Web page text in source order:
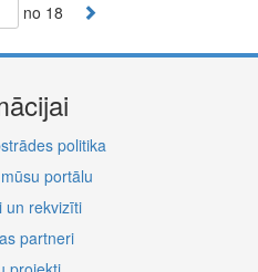
no 18
politika
portālu
un rekvizīti
partneri